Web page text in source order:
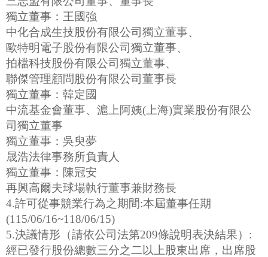
獨立董事：王國強
中化合成生技股份有限公司獨立董事、
歐特明電子股份有限公司獨立董事、
拍檔科技股份有限公司獨立董事、
聯傑管理顧問股份有限公司董事長
獨立董事：韓定國
中流基金會董事、滬上阿姨(上海)實業股份有限公
司獨立董事
獨立董事：吳臾夢
晟浩法律事務所負責人
獨立董事：陳冠安
再興高爾夫球場執行董事兼財務長
4.許可從事競業行為之期間:本屆董事任期
(115/06/16~118/06/15)
5.決議情形（請依公司法第209條說明表決結果）:
經已發行股份總數三分之二以上股東出席，出席股